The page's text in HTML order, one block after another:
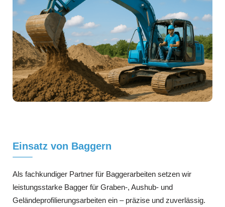
Einsatz von Baggern
Als fachkundiger Partner für Baggerarbeiten setzen wir
leistungsstarke Bagger für Graben-, Aushub- und
Geländeprofilierungsarbeiten ein – präzise und zuverlässig.